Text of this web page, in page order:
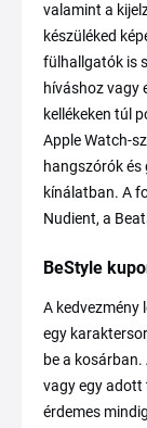
valamint a
készüléked
fülhallgatók is
híváshoz vagy
kellékeken túl
Apple Watch-
hangszórók
kínálatban. A
Nudient, a
BeStyle
A kedvezmény
egy
be a
vagy egy adott
érdemes